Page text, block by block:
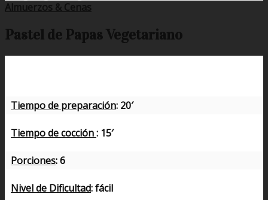
Almuerzos & Cenas
Pastel de Papas Vegetariano
Tiempo de preparación: 20′
Tiempo de cocción: 15′
Porciones: 6
Nivel de Dificultad: fácil